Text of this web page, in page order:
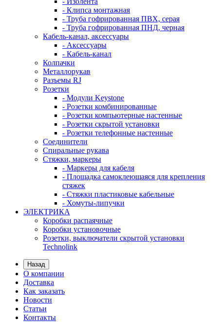
- Клипса монтажная
- Труба гофрированная ПВХ, серая
- Труба гофрированная ПНД, черная
Кабель-канал, аксессуары
- Аксессуары
- Кабель-канал
Колпачки
Металлорукав
Разъемы RJ
Розетки
- Модули Keystone
- Розетки комбинированные
- Розетки компьютерные настенные
- Розетки скрытой установки
- Розетки телефонные настенные
Соединители
Спиральные рукава
Стяжки, маркеры
- Маркеры для кабеля
- Площадка самоклеющаяся для крепления
стяжек
- Стяжки пластиковые кабельные
- Хомуты-липучки
ЭЛЕКТРИКА
Коробки распаячные
Коробки установочные
Розетки, выключатели скрытой установки
Technolink
Назад
О компании
Доставка
Как заказать
Новости
Статьи
Контакты